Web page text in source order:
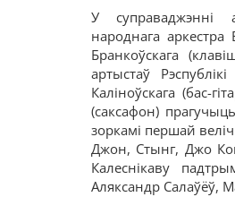
У суправаджэнні
народнага аркестра
Бранкоўскага
артыстаў
Каліноўскага (бас-
(саксафон)
зоркамі першай
Джон, Стынг, Джо
Калеснікаву
Аляксандр Салаўёў,